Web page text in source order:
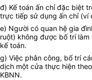
đ) Kế toán ấn chỉ đặc biệt
trực tiếp sử dụng ấn chỉ (ví
e) Người có quan hệ gia
ruột) không được bố trí
kế toán.
g) Việc phân công, bố trí
dịch một cửa thực hiện
KBNN.